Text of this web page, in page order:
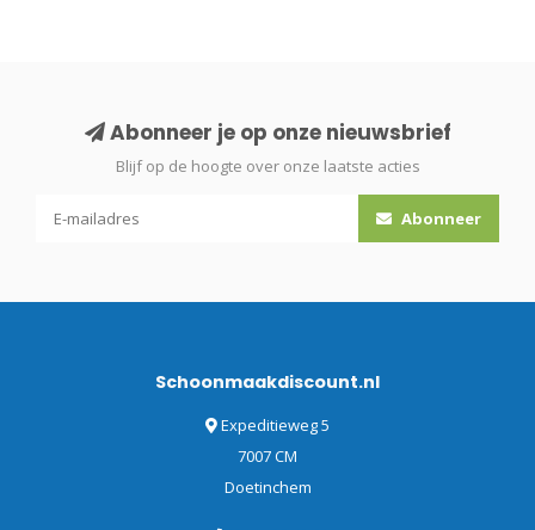
Abonneer je op onze nieuwsbrief
Blijf op de hoogte over onze laatste acties
Abonneer
Schoonmaakdiscount.nl
Expeditieweg 5
7007 CM
Doetinchem